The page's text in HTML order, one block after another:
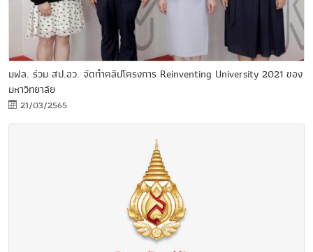
มฟล. ร่วม สป.อว. จัดทำคลิปโครงการ Reinventing University 2021 ของ
มหาวิทยาลัย
21/03/2565